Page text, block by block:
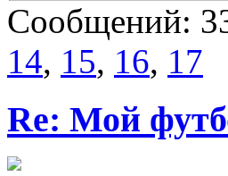
Сообщений:
14, 15, 16, 17
Re: Мой